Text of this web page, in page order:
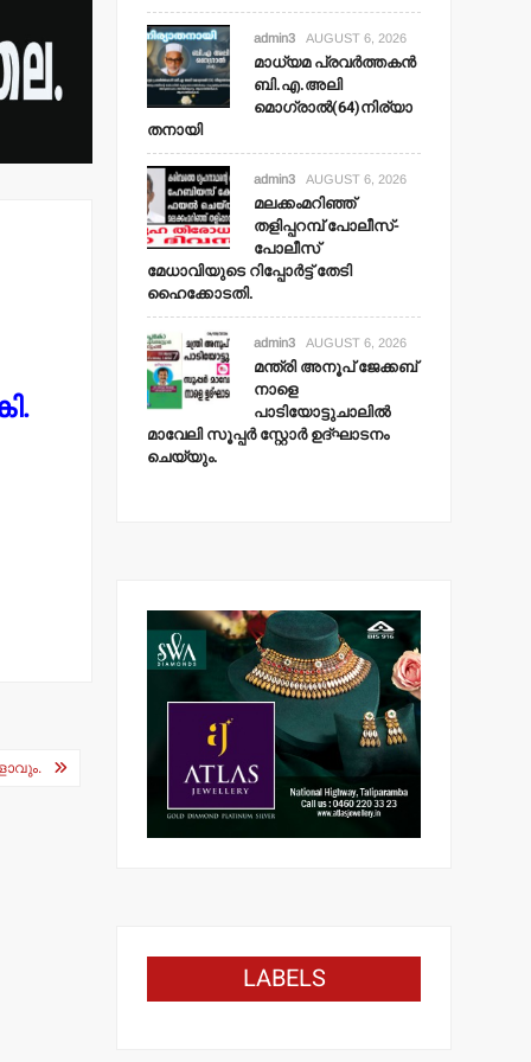
admin3 AUGUST 6, 2026
മാധ്യമ പ്രവര്‍ത്തകന്‍
ബി.എ.അലി
മൊഗ്രാല്‍(64)നിര്യാ
തനായി
admin3 AUGUST 6, 2026
മലക്കംമറിഞ്ഞ്
തളിപ്പറമ്പ് പോലീസ്-
പോലീസ്
മേധാവിയുടെ റിപ്പോര്‍ട്ട് തേടി
ഹൈക്കോടതി.
admin3 AUGUST 6, 2026
മന്ത്രി അനൂപ് ജേക്കബ്
നാളെ
പാടിയോട്ടുചാലില്‍
മാവേലി സൂപ്പര്‍ സ്റ്റോര്‍ ഉദ്ഘാടനം
ചെയ്യും.
LABELS